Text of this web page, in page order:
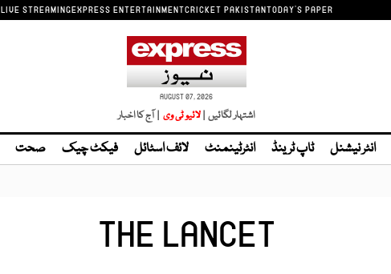
LIVE STREAMINGEXPRESS ENTERTAINMENTCRICKET PAKISTANTODAY'S PAPER
AUGUST 07, 2026
اشتہار لگائیں | | آج کا اخبار
انٹر نیشنل ٹاپ ٹرینڈ انٹرٹینمنٹ لائف اسٹائل فیکٹ چیک صحت
THE LANCET